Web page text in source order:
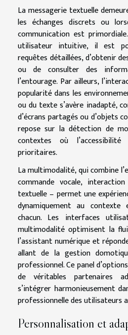
La messagerie textuelle
les échanges discrets ou
communication est
utilisateur intuitive, il est
requêtes détaillées, d’obtenir
ou de consulter des
l’entourage. Par ailleurs,
popularité dans les
ou du texte s’avère inadapté,
d’écrans partagés ou d’objets
repose sur la détection de
contextes où
prioritaires.
La multimodalité, qui combine
commande vocale,
textuelle – permet une
dynamiquement au
chacun. Les interfaces
multimodalité optimisent la
l’assistant numérique et
allant de la gestion
professionnel. Ce panel
de véritables partenaires
s’intégrer harmonieusement
professionnelle des utilisateurs
Personnalisation et